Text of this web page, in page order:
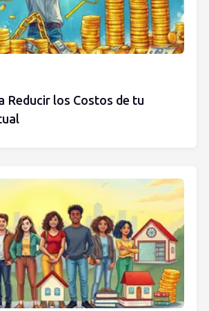
Reducir los Costos de tu